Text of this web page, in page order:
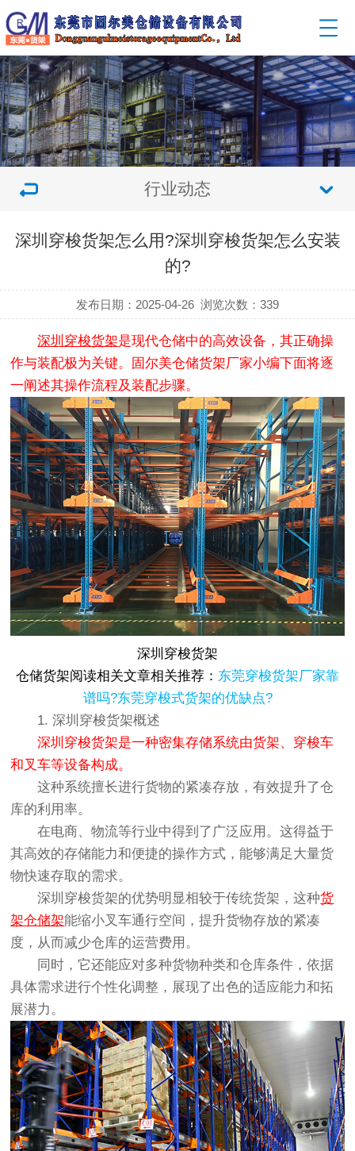
行业动态
深圳穿梭货架怎么用?深圳穿梭货架怎么安装
的?
发布日期：2025-04-26 浏览次数：339
深圳穿梭货架是现代仓储中的高效设备，其正确操
作与装配极为关键。固尔美仓储货架厂家小编下面将逐
一阐述其操作流程及装配步骤。
深圳穿梭货架
仓储货架阅读相关文章相关推荐： 东莞穿梭货架厂家靠
谱吗?东莞穿梭式货架的优缺点?
1. 深圳穿梭货架概述
深圳穿梭货架是一种密集存储系统由货架、穿梭车
和叉车等设备构成。
这种系统擅长进行货物的紧凑存放，有效提升了仓
库的利用率。
在电商、物流等行业中得到了广泛应用。这得益于
其高效的存储能力和便捷的操作方式，能够满足大量货
物快速存取的需求。
深圳穿梭货架的优势明显相较于传统货架，这种货
架仓储架能缩小叉车通行空间，提升货物存放的紧凑
度，从而减少仓库的运营费用。
同时，它还能应对多种货物种类和仓库条件，依据
具体需求进行个性化调整，展现了出色的适应能力和拓
展潜力。